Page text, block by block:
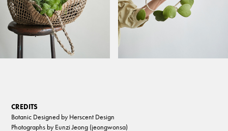
CREDITS
Botanic Designed by Herscent Design
Photographs by Eunzi Jeong (jeongwonsa)